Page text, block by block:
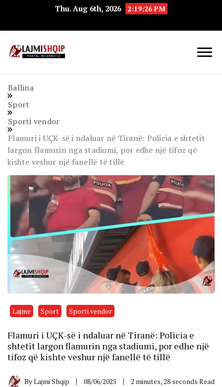
Thu. Aug 6th, 2026 2:19:27 PM
Ballina
Sport
Sporti vendor
Flamuri i UÇK-së i ndaluar në Tiranë: Policia e shtetit
largon flamurin nga stadiumi, por edhe një tifoz që
kishte veshur një fanellë të tillë
Lajme Sport Sporti vendor
Flamuri i UÇK-së i ndaluar në Tiranë: Policia e
shtetit largon flamurin nga stadiumi, por edhe një
tifoz që kishte veshur një fanellë të tillë
ByLajmi Shqip 08/06/2025 2 minutes, 28 seconds Read